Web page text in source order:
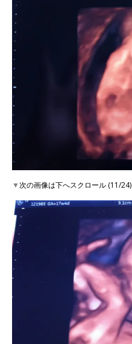
▼次の画像は下へスクロール (11/24)